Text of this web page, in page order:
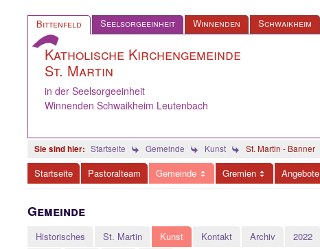
Bittenfeld Seelsorgeeinheit Winnenden Schwaikheim
Katholische Kirchengemeinde
St. Martin
in der Seelsorgeeinheit
Winnenden Schwaikheim Leutenbach
Startseite Gemeinde Kunst St. Martin - Banner
Startseite Pastoralteam Gemeinde Gremien Angebote
Gemeinde
Historisches St. Martin Kunst Kontakt Archiv 2022